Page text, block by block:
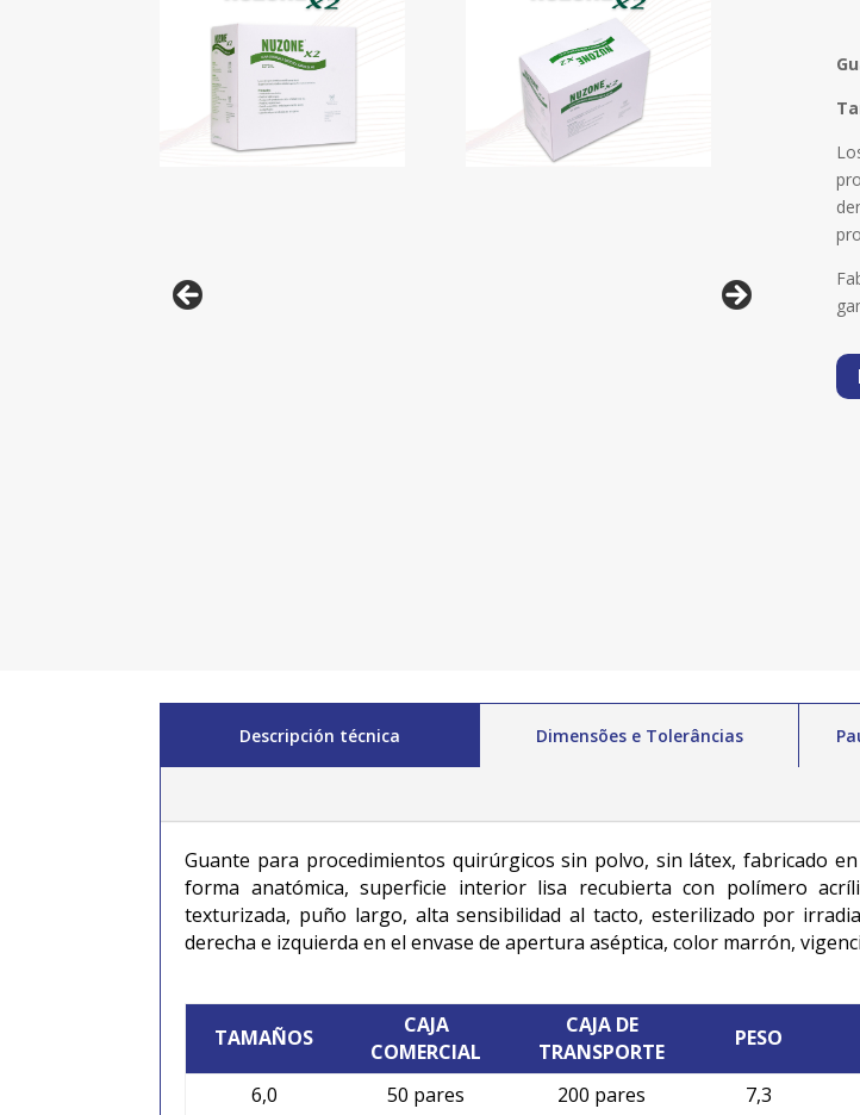
Descripción técnica Dimensões e Tolerâncias
Guante para procedimientos quirúrgicos sin polvo, sin látex, fabricado
forma anatómica, superficie interior lisa recubierta con polímero
texturizada, puño largo, alta sensibilidad al tacto, esterilizado por
derecha e izquierda en el envase de apertura aséptica, color marrón,
TAMAÑOS
CAJA
COMERCIAL
CAJA DE
TRANSPORTE
PESO
6,0
50 pares 200 pares 7,3